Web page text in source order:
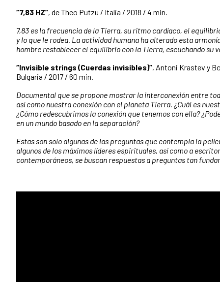
“7,83 HZ”, de Theo Putzu / Italia / 2018 / 4 min.
7,83 es la frecuencia de la Tierra, su ritmo cardíaco, el
y lo que le rodea. La actividad humana ha alterado esta
hombre restablecer el equilibrio con la Tierra, escuchando su
“Invisible strings (Cuerdas invisibles)”, Antoni Krastev y
Bulgaria / 2017 / 60 min.
Documental que se propone mostrar la interconexión entre
así como nuestra conexión con el planeta Tierra. ¿Cuál es
¿Cómo redescubrimos la conexión que tenemos con ella?
en un mundo basado en la separación?
Estas son solo algunas de las preguntas que contempla la
algunos de los máximos líderes espirituales, así como a
contemporáneos, se buscan respuestas a preguntas tan